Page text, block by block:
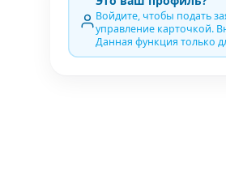
Войдите, чтобы подать
управление карточкой.
Данная функция только